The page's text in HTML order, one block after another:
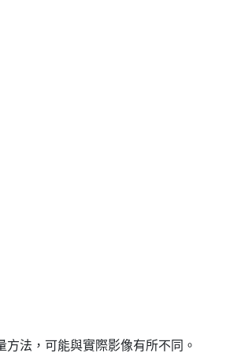
法，可能與實際影像有所不同。